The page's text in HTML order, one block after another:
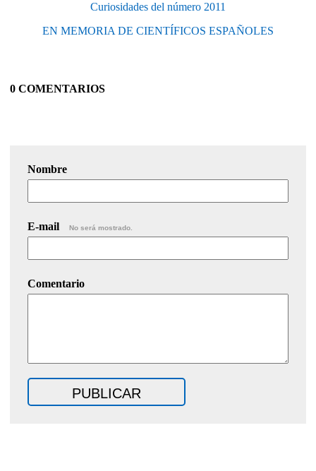
Curiosidades del número 2011
EN MEMORIA DE CIENTÍFICOS ESPAÑOLES
0 COMENTARIOS
Nombre
E-mail No será mostrado.
Comentario